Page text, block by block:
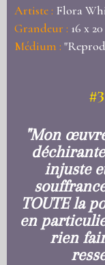
Artiste : Flora
Grandeur : 16 x
Médium :
"Mon
injuste
TOUTE la
en
rien